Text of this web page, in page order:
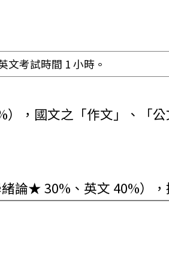
文考試時間 1 小時。
），國文之「作文」、「
論★ 30%、英文 40%）